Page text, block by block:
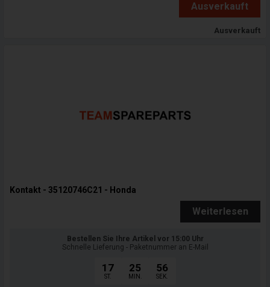
Ausverkauft
Ausverkauft
Kontakt - 35120746C21 - Honda
Weiterlesen
Bestellen Sie Ihre Artikel vor 15:00 Uhr
Schnelle Lieferung - Paketnummer an E-Mail
17
ST.
25
MIN.
55
SEK.